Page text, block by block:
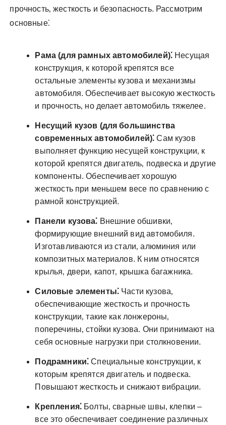
прочность‚ жесткость и безопасность. Рассмотрим
основные⁚
Рама (для рамных автомобилей)⁚Несущая
конструкция‚ к которой крепятся все
остальные элементы кузова и механизмы
автомобиля. Обеспечивает высокую жесткость
и прочность‚ но делает автомобиль тяжелее.
Несущий кузов (для большинства
современных автомобилей)⁚ Сам кузов
выполняет функцию несущей конструкции‚ к
которой крепятся двигатель‚ подвеска и другие
компоненты. Обеспечивает хорошую
жесткость при меньшем весе по сравнению с
рамной конструкцией.
Панели кузова⁚ Внешние обшивки‚
формирующие внешний вид автомобиля.
Изготавливаются из стали‚ алюминия или
композитных материалов. К ним относятся
крылья‚ двери‚ капот‚ крышка багажника.
Силовые элементы⁚ Части кузова‚
обеспечивающие жесткость и прочность
конструкции‚ такие как лонжероны‚
поперечины‚ стойки кузова. Они принимают на
себя основные нагрузки при столкновении.
Подрамники⁚ Специальные конструкции‚ к
которым крепятся двигатель и подвеска.
Повышают жесткость и снижают вибрации.
Крепления⁚Болты‚ сварные швы‚ клепки –
все это обеспечивает соединение различных